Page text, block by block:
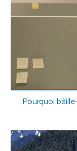
Pourquoi